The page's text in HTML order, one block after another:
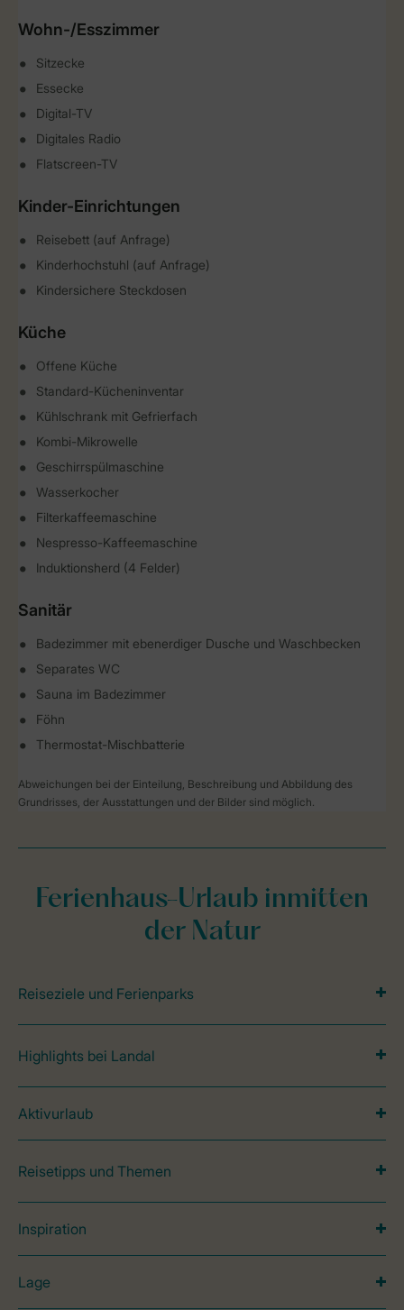
Wohn-/Esszimmer
Sitzecke
Essecke
Digital-TV
Digitales Radio
Flatscreen-TV
Kinder-Einrichtungen
Reisebett (auf Anfrage)
Kinderhochstuhl (auf Anfrage)
Kindersichere Steckdosen
Küche
Offene Küche
Standard-Kücheninventar
Kühlschrank mit Gefrierfach
Kombi-Mikrowelle
Geschirrspülmaschine
Wasserkocher
Filterkaffeemaschine
Nespresso-Kaffeemaschine
Induktionsherd (4 Felder)
Sanitär
Badezimmer mit ebenerdiger Dusche und Waschbecken
Separates WC
Sauna im Badezimmer
Föhn
Thermostat-Mischbatterie
Abweichungen bei der Einteilung, Beschreibung und Abbildung des
Grundrisses, der Ausstattungen und der Bilder sind möglich.
Ferienhaus-Urlaub inmitten
der Natur
Reiseziele und Ferienparks
Highlights bei Landal
Aktivurlaub
Reisetipps und Themen
Inspiration
Lage